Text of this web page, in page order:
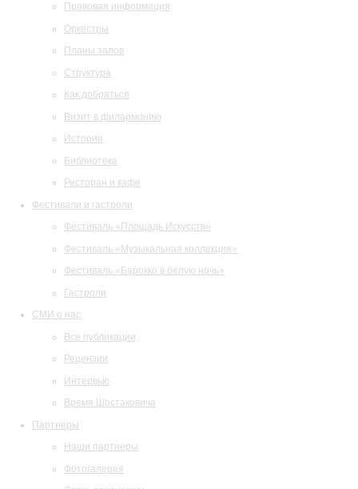
Правовая информация
Оркестры
Планы залов
Структура
Как добраться
Визит в филармонию
История
Библиотека
Ресторан и кафе
Фестивали и гастроли
Фестиваль «Площадь Искусств»
Фестиваль «Музыкальная коллекция»
Фестиваль «Барокко в белую ночь»
Гастроли
СМИ о нас
Все публикации
Рецензии
Интервью
Время Шостаковича
Партнеры
Наши партнеры
Фотогалерея